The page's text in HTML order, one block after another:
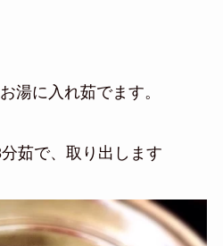
湯に入れ茹でます。
茹で、取り出します